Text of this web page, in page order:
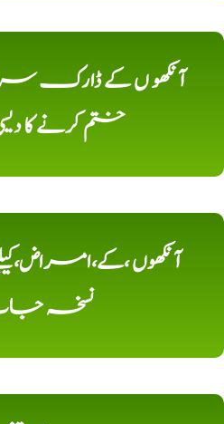
آنکھو ں کے ڈارک
ختم کرنے کا
آنکھوں
نسخہ